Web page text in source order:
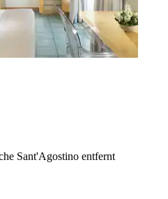
Sant'Agostino entfernt